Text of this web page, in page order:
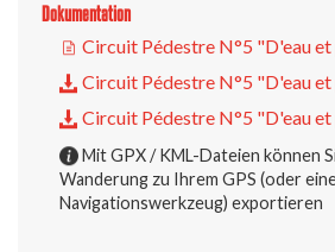
Dokumentation
Circuit Pédestre N°5 "D'eau
Circuit Pédestre N°5 "D'eau
Circuit Pédestre N°5 "D'eau
Mit GPX / KML-Dateien können
Wanderung zu Ihrem GPS (oder
Navigationswerkzeug) exportieren